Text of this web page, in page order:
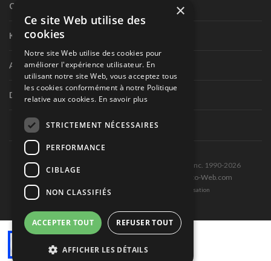
Circuit routier canadien
Karting
Autres séries nationales
Divers
Tous droits réservés © Les Éditions Pole-Position inc. 1990-2026
Ce site est produit et hébergé par Montréal-Photo-Web.com
Politique de confidentialité et Conditions d’utilisation
×
Ce site Web utilise des
cookies
Notre site Web utilise des cookies pour
améliorer l'expérience utilisateur. En
utilisant notre site Web, vous acceptez tous
les cookies conformément à notre Politique
relative aux cookies. En savoir plus
STRICTEMENT NÉCESSAIRES
PERFORMANCE
CIBLAGE
NON CLASSIFIÉS
ACCEPTER TOUT REFUSER TOUT
AFFICHER LES DÉTAILS